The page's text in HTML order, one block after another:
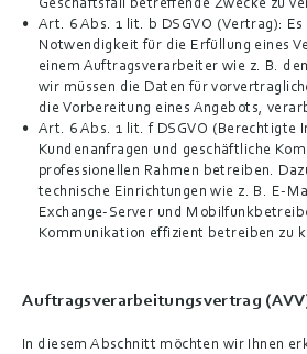
Geschäftsfall betreffende Zwecke zu
Art. 6 Abs. 1 lit. b DSGVO (Vertrag):
Notwendigkeit für die Erfüllung eines
einem Auftragsverarbeiter wie z. B.
wir müssen die Daten für
die Vorbereitung eines Angebots,
Art. 6 Abs. 1 lit. f DSGVO (Berechtigte
Kundenanfragen und geschäftliche
professionellen Rahmen betreiben.
technische Einrichtungen wie z. B. E-
Exchange-Server und
Kommunikation effizient betreiben zu
Auftragsverarbeitungsvertrag
In diesem Abschnitt möchten wir Ihnen